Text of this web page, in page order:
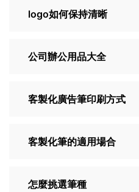
logo如何保持清晰
公司辦公用品大全
客製化廣告筆印刷方式
客製化筆的適用場合
怎麼挑選筆種